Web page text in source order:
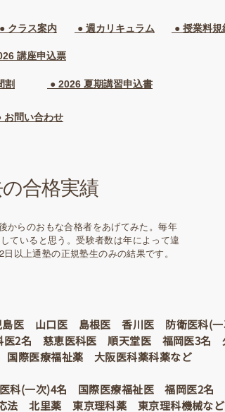
● クラス案内 ● 週カリキュラム ● 授業料規
講座申込票
割 ● 2026 夏期講習申込書
お問い合わせ
合格実績
からのおもな合格者をあげてみた。毎年
ていると思う。受験者数は年によって違
以上通塾の正規塾生のみの結果です。
医 山口医 島根医 香川医 防衛医科(
2名 慈恵医科医 順天堂医 福岡医3名
際医療福祉薬 大阪医科薬科薬など
(一次)4名 国際医療福祉医 福岡医2名
北里薬 東京理科薬 東京理科機械など